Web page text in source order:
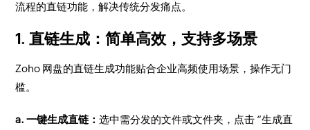
流程的直链功能，解决传统分发痛点。
1. 直链生成：简单高效，支持多场景
Zoho 网盘的直链生成功能贴合企业高频使用场景，操作无门
槛。
a. 一键生成直链：选中需分发的文件或文件夹，点击 “生成直